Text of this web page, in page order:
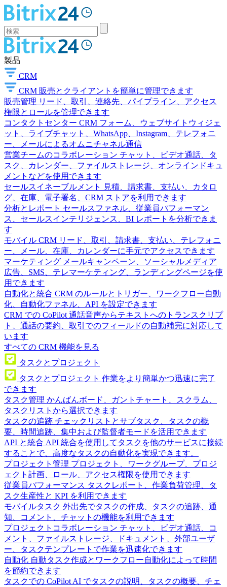
製品
CRM
CRM 販売とクライアントを簡単に管理できます
販売管理 リード、取引、連絡先、パイプライン、アクセス
権限とロールを管理できます
コンタクトセンター CRM フォーム、ウェブサイトウィジェ
ット、ライブチャット、WhatsApp、Instagram、テレフォニ
ー、メールによるオムニチャネル通信
営業チームのコラボレーション チャット、ビデオ通話、タ
スク、カレンダー、ファイルストレージ、オンラインドキュ
メントなどを使用できます
セールスイネーブルメント
見積、請求書、支払い、カタロ
グ、在庫、電子署名、CRM ストアを利用できます
分析とレポート セールスファネル、従業員パフォーマン
ス、セールスインテリジェンス、BI レポートを分析できま
す
モバイル CRM リード、取引、請求書、支払い、テレフォニ
ー、メール、在庫、カレンダーに手元でアクセスできます
マーケティング メールキャンペーン、ソーシャルメディア
広告、SMS、テレマーケティング、ランディングページを使
用できます
自動化と統合 CRM のルールとトリガー、ワークフロー自動
化、自動化ファネル、API を設定できます
CRM での CoPilot 通話音声からテキストへのトランスクリプ
ト、通話の要約、取引でのフィールドの自動補完に対応して
います
すべての CRM 機能を見る
タスクとプロジェクト
タスクとプロジェクト 作業をより簡単かつ迅速に完了
できます
タスク管理 かんばんボード、ガントチャート、スクラム、
タスクリストから選択できます
タスクの追跡 チェックリストとサブタスク、タスクの概
要、時間追跡、集中および監督者モードを活用できます
API と統合 API 統合を使用してタスクを他のサービスに接続
することで、高度なタスクの自動化を実現できます。
プロジェクト管理 プロジェクト、ワークグループ、プロジ
ェクト計画、ロール、アクセス権限を使用できます
従業員パフォーマンス タスクレポート、作業負荷管理、タ
スク生産性と KPI を利用できます
モバイルタスク 外出先でタスクの作成、タスクの追跡、通
知、コメント、チャットの機能を利用できます
プロジェクトコラボレーション チャット、ビデオ通話、コ
メント、ファイルストレージ、ドキュメント、外部ユーザ
ー、タスクテンプレートで作業を迅速化できます
自動化 自動タスク作成とワークフロー自動化によって時間
を節約できます
タスクでの CoPilot AI でタスクの説明、タスクの概要、チェ